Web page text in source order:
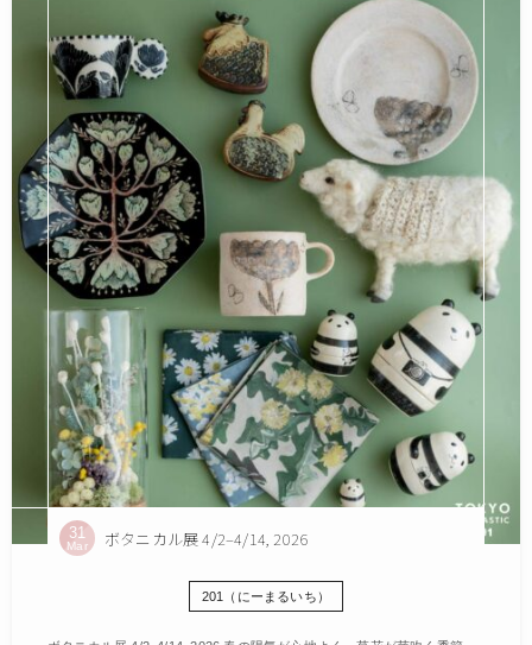
31
Mar ボタニカル展 4/2–4/14, 2026
201（にーまるいち）